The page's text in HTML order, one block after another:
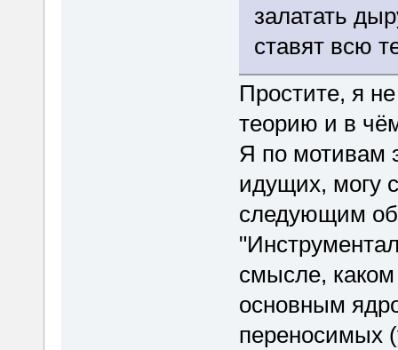
залатать
ставят всю
Простите, я
теорию и в
Я по мотивам
идущих, могу
следующим
смысле,
основным
переносимых